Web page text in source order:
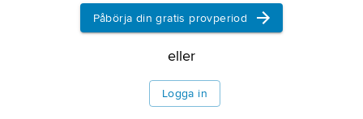
Påbörja din gratis provperiod
eller
Logga in